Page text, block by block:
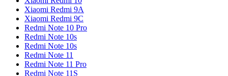
Xiaomi Redmi 9A
Xiaomi Redmi 9C
Redmi Note 10 Pro
Redmi Note 10s
Redmi Note 10s
Redmi Note 11
Redmi Note 11 Pro
Redmi Note 11S